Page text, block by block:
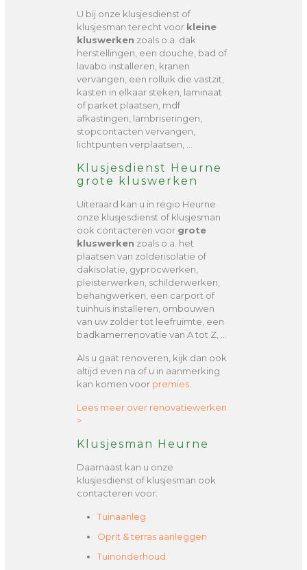
U bij onze klusjesdienst of
klusjesman terecht voor kleine
kluswerken zoals o.a. dak
herstellingen, een douche, bad of
lavabo installeren, kranen
vervangen, een rolluik die vastzit,
kasten in elkaar steken, laminaat
of parket plaatsen, mdf
afkastingen, lambriseringen,
stopcontacten vervangen,
lichtpunten verplaatsen, …
Klusjesdienst Heurne
grote kluswerken
Uiteraard kan u in regio Heurne
onze klusjesdienst of klusjesman
ook contacteren voor grote
kluswerken zoals o.a. het
plaatsen van zolderisolatie of
dakisolatie, gyprocwerken,
pleisterwerken, schilderwerken,
behangwerken, een carport of
tuinhuis installeren, ombouwen
van uw zolder tot leefruimte, een
badkamerrenovatie van A tot Z, …
Als u gaat renoveren, kijk dan ook
altijd even na of u in aanmerking
kan komen voor premies.
Lees meer over renovatiewerken
>
Klusjesman Heurne
Daarnaast kan u onze
klusjesdienst of klusjesman ook
contacteren voor:
Tuinaanleg
Oprit & terras aanleggen
Tuinonderhoud